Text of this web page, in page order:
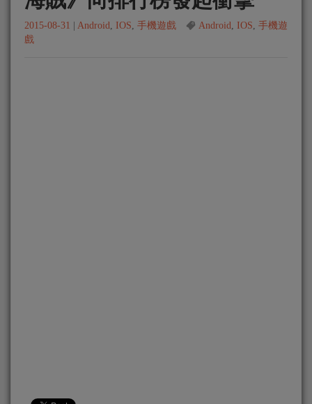
2015-08-31 Android, IOS, 手機遊戲 Android, IOS, 手機遊
戲